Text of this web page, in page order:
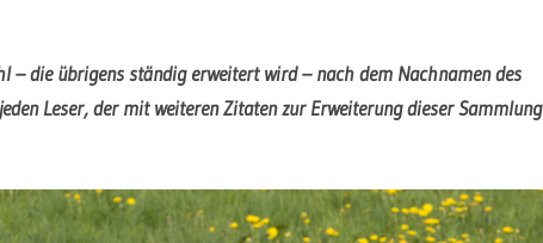
– die übrigens ständig erweitert wird – nach dem Nachnamen des
Leser, der mit weiteren Zitaten zur Erweiterung dieser Sammlung